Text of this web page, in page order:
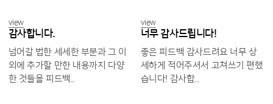
view view
감사합니다.
넘어갈 법한 세세한 부분과 그 이
외에 추가할 만한 내용까지 다양
한 것들을 피드백..
너무 감사드립니다!
좋은 피드백 감사드려요 너무 상
세하게 적어주셔서 고쳐쓰기 편했
습니다! 감사합..